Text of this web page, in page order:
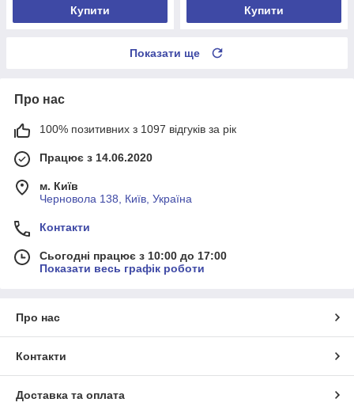
Купити Купити
Показати ще
Про нас
100% позитивних з 1097 відгуків за рік
Працює з 14.06.2020
м. Київ
Черновола 138, Київ, Україна
Контакти
Сьогодні працює з 10:00 до 17:00
Показати весь графік роботи
Про нас
Контакти
Доставка та оплата